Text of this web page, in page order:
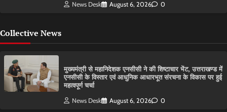
News Desk August 6, 2026 0
Collective News
मुख्यमंत्री से महानिदेशक एनसीसी ने की शिष्टाचार भेंट, उत्तराखण्ड में
एनसीसी के विस्तार एवं आधुनिक आधारभूत संरचना के विकास पर हुई
महत्वपूर्ण चर्चा
News Desk August 6, 2026 0